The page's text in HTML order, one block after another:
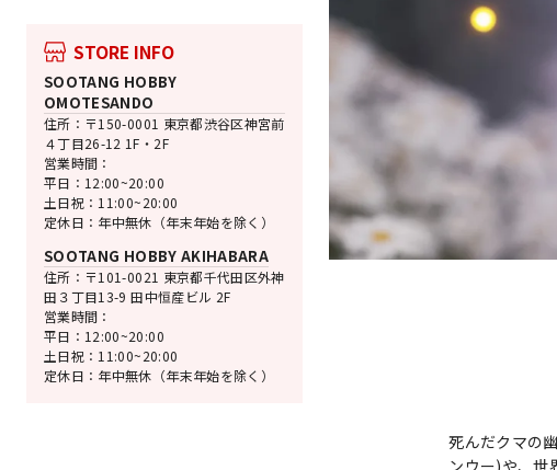
STORE INFO
SOOTANG HOBBY
OMOTESANDO
住所：〒150-0001 東京都渋谷区神宮前
４丁目26-12 1F・2F
営業時間：
平日：12:00~20:00
土日祝：11:00~20:00
定休日：年中無休（年末年始を除く）
SOOTANG HOBBY AKIHABARA
住所：〒101-0021 東京都千代田区外神
田３丁目13-9 田中恒産ビル 2F
営業時間：
平日：12:00~20:00
土日祝：11:00~20:00
定休日：年中無休（年末年始を除く）
死んだクマの